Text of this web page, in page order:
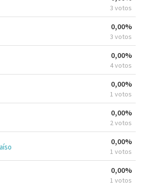
3 votos
0,00%
3 votos
0,00%
4 votos
0,00%
1 votos
0,00%
2 votos
0,00%
1 votos
0,00%
1 votos